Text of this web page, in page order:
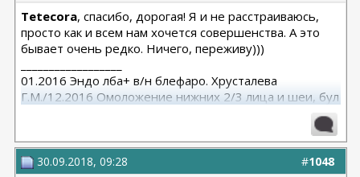
Tetecora, спасибо, дорогая! Я и не расстраиваюсь,
просто как и всем нам хочется совершенства. А это
бывает очень редко. Ничего, переживу)))
01.2016 Эндо лба+ в/н блефаро. Хрусталева
Г.М./12.2016 Омоложение нижних 2/3 лица и шеи, бул
#1048
30.09.2018, 09:28